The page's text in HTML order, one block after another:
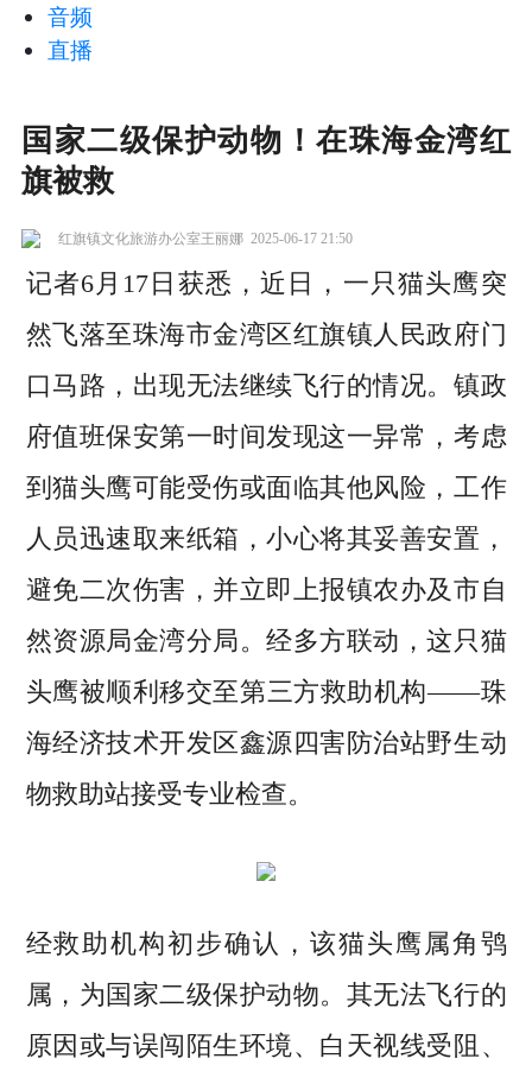
音频
直播
国家二级保护动物！在珠海金湾红
旗被救
红旗镇文化旅游办公室王丽娜 2025-06-17 21:50
记者6月17日获悉，近日，一只猫头鹰突
然飞落至珠海市金湾区红旗镇人民政府门
口马路，出现无法继续飞行的情况。镇政
府值班保安第一时间发现这一异常，考虑
到猫头鹰可能受伤或面临其他风险，工作
人员迅速取来纸箱，小心将其妥善安置，
避免二次伤害，并立即上报镇农办及市自
然资源局金湾分局。经多方联动，这只猫
头鹰被顺利移交至第三方救助机构——珠
海经济技术开发区鑫源四害防治站野生动
物救助站接受专业检查。
经救助机构初步确认，该猫头鹰属角鸮
属，为国家二级保护动物。其无法飞行的
原因或与误闯陌生环境、白天视线受阻、